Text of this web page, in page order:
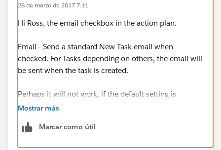
28 de marzo de 2017 7:11
Hi Ross, the email checkbox in the action plan.
Email - Send a standard New Task email when
checked. For Tasks depending on others, the email will
be sent when the task is created.
Perhaps it will not work, if the default setting is
disabled for the email.
Otherwise you can also open an issue
Mostrar más
Marcar como útil